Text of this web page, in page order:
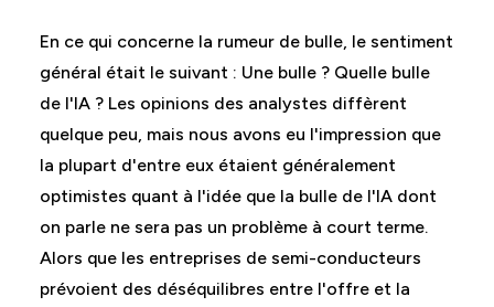
En ce qui concerne la rumeur de bulle, le sentiment
général était le suivant : Une bulle ? Quelle bulle
de l'IA ? Les opinions des analystes diffèrent
quelque peu, mais nous avons eu l'impression que
la plupart d'entre eux étaient généralement
optimistes quant à l'idée que la bulle de l'IA dont
on parle ne sera pas un problème à court terme.
Alors que les entreprises de semi-conducteurs
prévoient des déséquilibres entre l'offre et la